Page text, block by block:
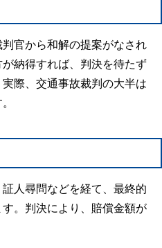
官から和解の提案がなされ
納得すれば、判決を待たず
際、交通事故裁判の大半は
人尋問などを経て、最終的
。判決により、賠償金額が